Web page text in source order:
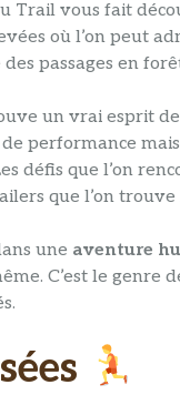
Trail vous fait
où l’on peut
passages en
un vrai esprit
performance
défis que l’on
que l’on
une aventure
C’est le